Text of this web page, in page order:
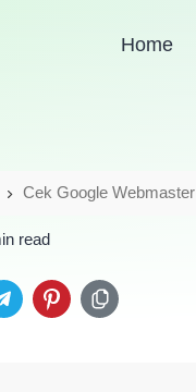
Home
Cek Google Webmaster
read